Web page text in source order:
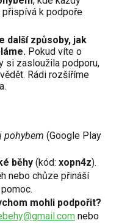
přispívá k podpoře
další způsoby, jak
Pokud víte o
si zasloužila podporu,
Rádi rozšíříme
pohybem (Google Play
běhy(kód:xopn4z).
nebo chůze přináší
mohli podpořit?
nebo